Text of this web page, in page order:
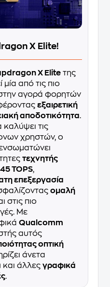
X Elite!
X Elite της
από τις πιο
αγορά φορητών
εξαιρετική
αποδοτικότητα.
καλύψει τις
χρηστών, ο
τεχνητής
TOPS,
επεξεργασία
ομαλή
στις πιο
Με
Qualcomm
αυτός
οπτική
άνετα
και άλλες γραφικά
.